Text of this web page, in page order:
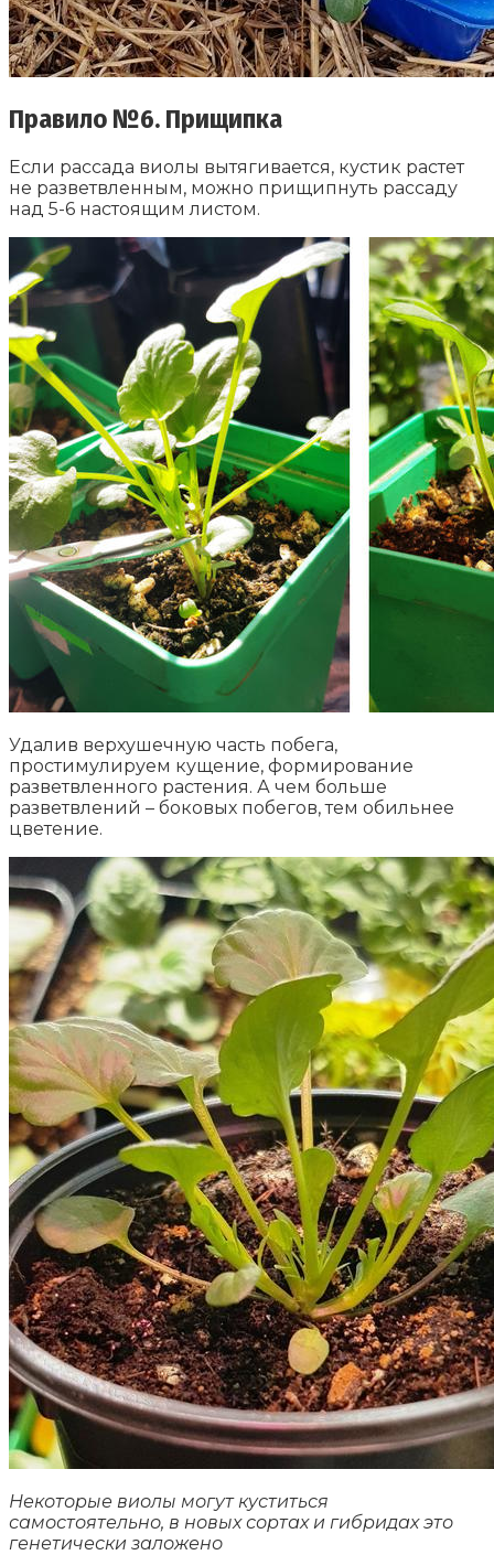
Правило №6. Прищипка
Если рассада виолы вытягивается, кустик растет
не разветвленным, можно прищипнуть рассаду
над 5-6 настоящим листом.
Удалив верхушечную часть побега,
простимулируем кущение, формирование
разветвленного растения. А чем больше
разветвлений – боковых побегов, тем обильнее
цветение.
Некоторые виолы могут куститься
самостоятельно, в новых сортах и гибридах это
генетически заложено